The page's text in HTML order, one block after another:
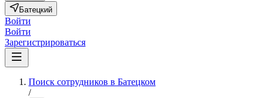
Батецкий
Войти
Войти
Зарегистрироваться
Поиск сотрудников в Батецком
/